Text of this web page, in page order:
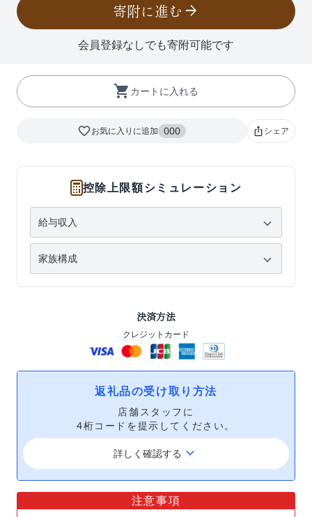
寄附に進む arrow_forward
会員登録なしでも寄附可能です
shopping_cart カートに入れる
favorite_borderお気に入りに追加 000 ios_shareシェア
控除上限額シミュレーション
決済方法
クレジットカード
返礼品の受け取り方法
店舗スタッフに
4桁コードを提示してください。
詳しく確認する keyboard_arrow_down
注意事項